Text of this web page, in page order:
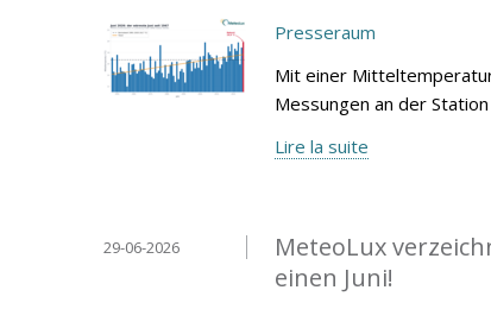
Presseraum
Mit einer
Messungen an der
Lire la suite
MeteoLux
einen Juni!
29-06-2026